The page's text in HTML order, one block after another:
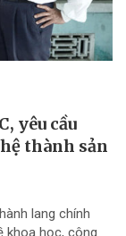
yêu cầu
thành sản
lang chính
khoa học, công